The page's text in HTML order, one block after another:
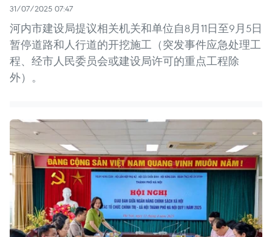
31/07/2025 07:47
河内市建设局提议相关机关和单位自8月11日至9月5日
暂停道路和人行道的开挖施工（突发事件应急处理工
程、经市人民委员会或建设局许可的重点工程除
外）。